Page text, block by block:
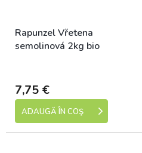
Rapunzel Vřetena
semolinová 2kg bio
7,75 €
ADAUGĂ ÎN COŞ